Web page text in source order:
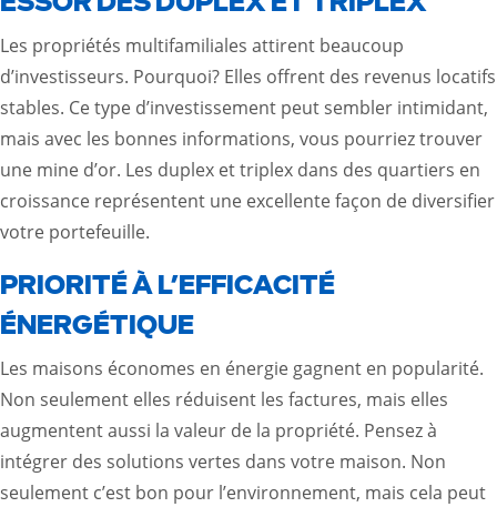
Les propriétés multifamiliales attirent beaucoup
d’investisseurs. Pourquoi? Elles offrent des revenus locatifs
stables. Ce type d’investissement peut sembler intimidant,
mais avec les bonnes informations, vous pourriez trouver
une mine d’or. Les duplex et triplex dans des quartiers en
croissance représentent une excellente façon de diversifier
votre portefeuille.
PRIORITÉ À L’EFFICACITÉ
ÉNERGÉTIQUE
Les maisons économes en énergie gagnent en popularité.
Non seulement elles réduisent les factures, mais elles
augmentent aussi la valeur de la propriété. Pensez à
intégrer des solutions vertes dans votre maison. Non
seulement c’est bon pour l’environnement, mais cela peut